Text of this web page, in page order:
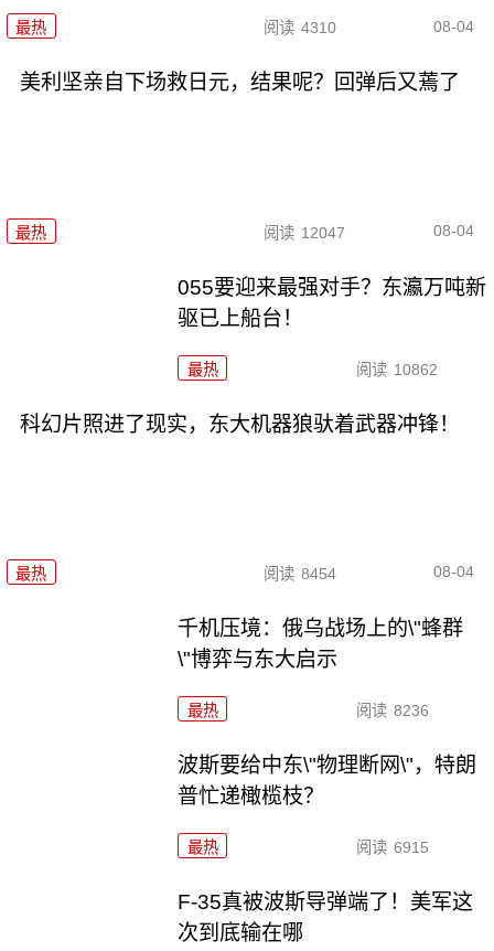
最热 阅读 4310 08-04
美利坚亲自下场救日元，结果呢？回弹后又蔫了
最热 阅读 12047 08-04
055要迎来最强对手？东瀛万吨新
驱已上船台！
最热 阅读 10862
科幻片照进了现实，东大机器狼驮着武器冲锋！
最热 阅读 8454 08-04
千机压境：俄乌战场上的\"蜂群
\"博弈与东大启示
最热 阅读 8236
波斯要给中东\"物理断网\"，特朗
普忙递橄榄枝？
最热 阅读 6915
F-35真被波斯导弹端了！美军这
次到底输在哪